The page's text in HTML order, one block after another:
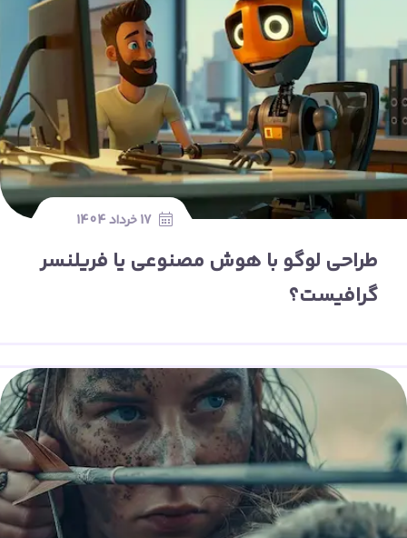
17 خرداد 1404
طراحی لوگو با هوش مصنوعی یا فریلنسر
گرافیست؟